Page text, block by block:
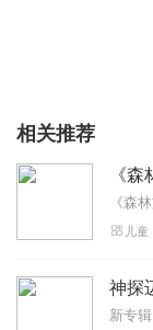
相关推荐
《
儿童